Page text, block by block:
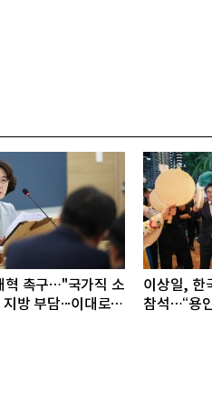
혁 촉구…"국가직 소
방 부담···이대로는
이상일, 한
참석…“용